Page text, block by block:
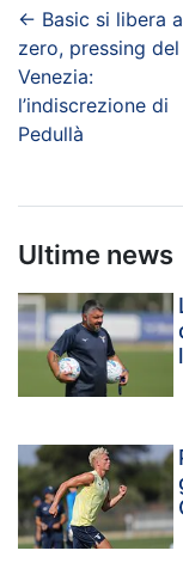
← Basic si libera a
zero, pressing del
Venezia:
l’indiscrezione di
Pedullà
Ultime news